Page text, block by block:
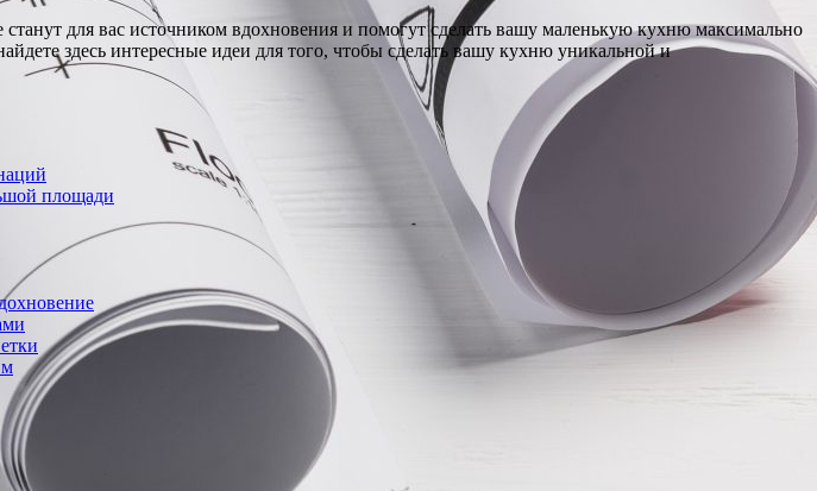
для вас источником вдохновения и помогут сделать вашу маленькую кухню максимально
здесь интересные идеи для того, чтобы сделать вашу кухню уникальной и
площади
м